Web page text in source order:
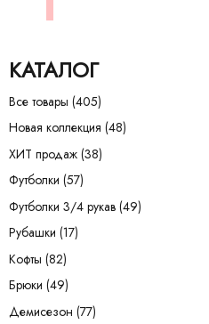
КАТАЛОГ
Все товары (405)
Новая коллекция (48)
ХИТ продаж (38)
Футболки (57)
Футболки 3/4 рукав (49)
Рубашки (17)
Кофты (82)
Брюки (49)
Демисезон (77)